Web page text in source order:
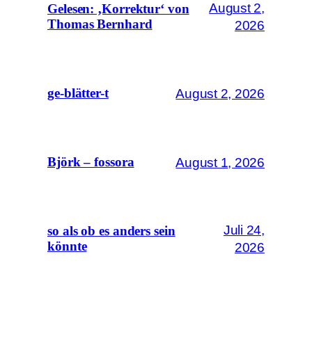
Gelesen: ‚Korrektur‘ von
Thomas Bernhard
August 2,
2026
ge-blätter-t August 2, 2026
Björk – fossora August 1, 2026
so als ob es anders sein
könnte
Juli 24,
2026